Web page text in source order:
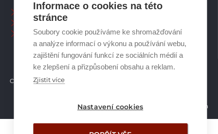
Informace o cookies na této
stránce
Soubory cookie používáme ke shromažďování
a analýze informací o výkonu a používání webu,
zajištění fungování funkcí ze sociálních médií a
ke zlepšení a přizpůsobení obsahu a reklam.
Zjistit více
Nastavení cookies
Naši pracovníci CZ
Naši pracovníci SK
Ochrana osobních údajů
Copyright © Brilon a.s.
Vytvořilo studio Žalud Design